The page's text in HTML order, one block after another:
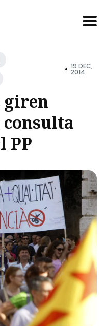
• 19 DEC,
2014
giren
consulta
PP